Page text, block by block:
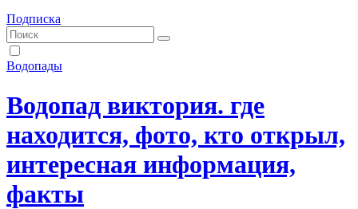
Подписка
Водопады
Водопад виктория. где
находится, фото, кто открыл,
интересная информация,
факты